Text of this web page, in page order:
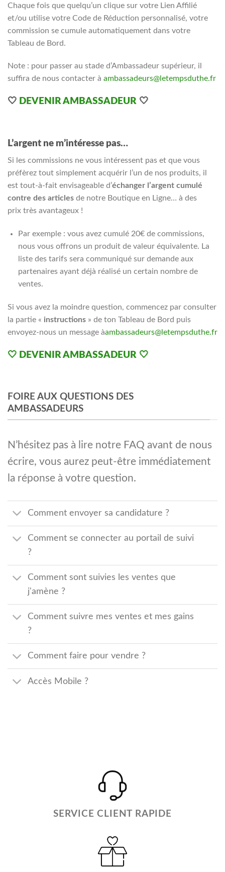
Chaque fois que quelqu’un clique sur votre Lien Affilié
et/ou utilise votre Code de Réduction personnalisé, votre
commission se cumule automatiquement dans votre
Tableau de Bord.
Note : pour passer au stade d’Ambassadeur supérieur, il
suffira de nous contacter à ambassadeurs@letempsduthe.fr
🤍 DEVENIR AMBASSADEUR 🤍
L’argent ne m’intéresse pas…
Si les commissions ne vous intéressent pas et que vous
préfèrez tout simplement acquérir l’un de nos produits, il
est tout-à-fait envisageable d’échanger l’argent cumulé
contre des articles de notre Boutique en Ligne… à des
prix très avantageux !
Par exemple : vous avez cumulé 20€ de commissions,
nous vous offrons un produit de valeur équivalente. La
liste des tarifs sera communiqué sur demande aux
partenaires ayant déjà réalisé un certain nombre de
ventes.
Si vous avez la moindre question, commencez par consulter
la partie « instructions » de ton Tableau de Bord puis
envoyez-nous un message àambassadeurs@letempsduthe.fr
🤍 DEVENIR AMBASSADEUR 🤍
FOIRE AUX QUESTIONS DES
AMBASSADEURS
N’hésitez pas à lire notre FAQ avant de nous
écrire, vous aurez peut-être immédiatement
la réponse à votre question.
Comment envoyer sa candidature ?
Comment se connecter au portail de suivi
?
Comment sont suivies les ventes que
j'amène ?
Comment suivre mes ventes et mes gains
?
Comment faire pour vendre ?
Accès Mobile ?
SERVICE CLIENT RAPIDE